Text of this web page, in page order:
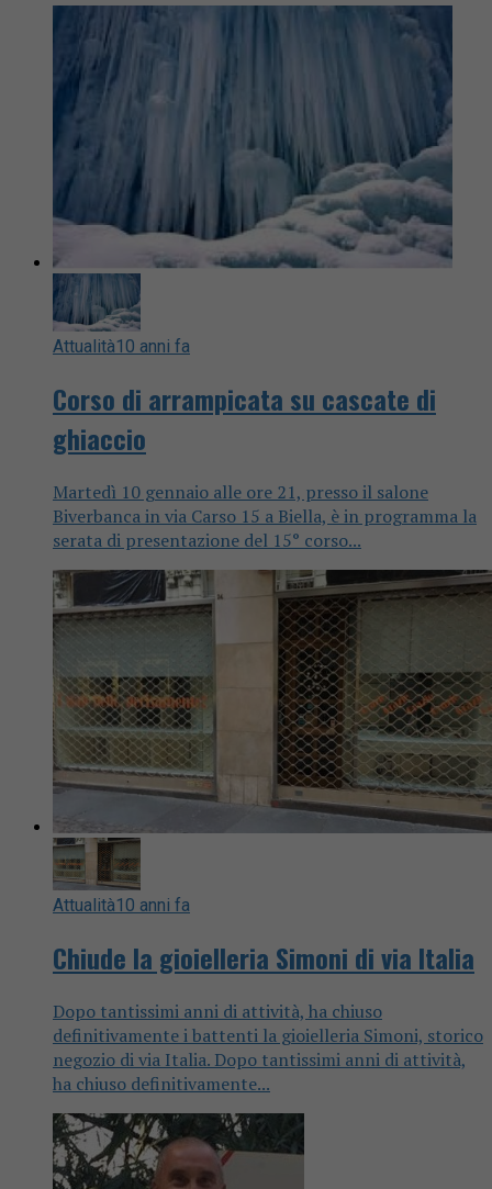
Attualità10 anni fa
Corso di arrampicata su cascate di
ghiaccio
Martedì 10 gennaio alle ore 21, presso il salone
Biverbanca in via Carso 15 a Biella, è in programma la
serata di presentazione del 15° corso...
Attualità10 anni fa
Chiude la gioielleria Simoni di via Italia
Dopo tantissimi anni di attività, ha chiuso
definitivamente i battenti la gioielleria Simoni, storico
negozio di via Italia. Dopo tantissimi anni di attività,
ha chiuso definitivamente...